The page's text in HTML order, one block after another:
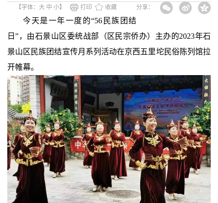
分享：
【字体： 大 中 小】 打印 收藏
今天是一年一度的“56民族团结
日”，由石景山区委统战部（区民宗侨办）主办的2023年石
景山区民族团结宣传月系列活动在京西五里坨民俗陈列馆拉
开帷幕。